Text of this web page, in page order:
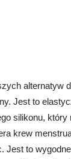
alternatyw
Jest to
silikonu, który
krew
Jest to